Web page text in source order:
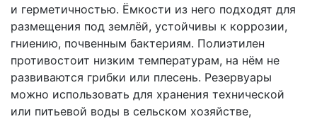
и герметичностью. Ёмкости из него подходят для
размещения под землёй, устойчивы к коррозии,
гниению, почвенным бактериям. Полиэтилен
противостоит низким температурам, на нём не
развиваются грибки или плесень. Резервуары
можно использовать для хранения технической
или питьевой воды в сельском хозяйстве,